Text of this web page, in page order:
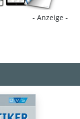
- Anzeige -